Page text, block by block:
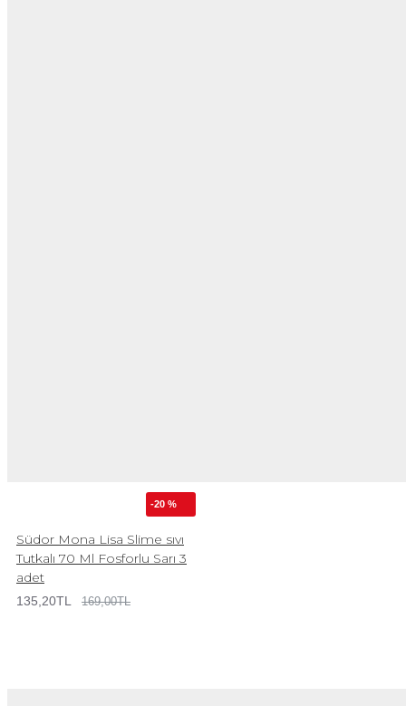
-20 %
Südor Mona Lisa Slime sıvı
Tutkalı 70 Ml Fosforlu Sarı 3
adet
135,20TL 169,00TL